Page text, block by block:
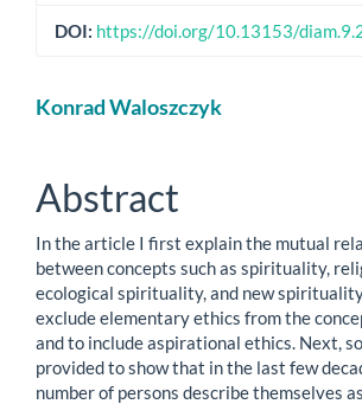
DOI: https://doi.org/10.13153/
Main
Content
Konrad Waloszczyk
Abstract
In the article I first explain the mutual
between concepts such as spirituality,
ecological spirituality, and new
exclude elementary ethics from the
and to include aspirational ethics. Next,
provided to show that in the last few
number of persons describe themselves